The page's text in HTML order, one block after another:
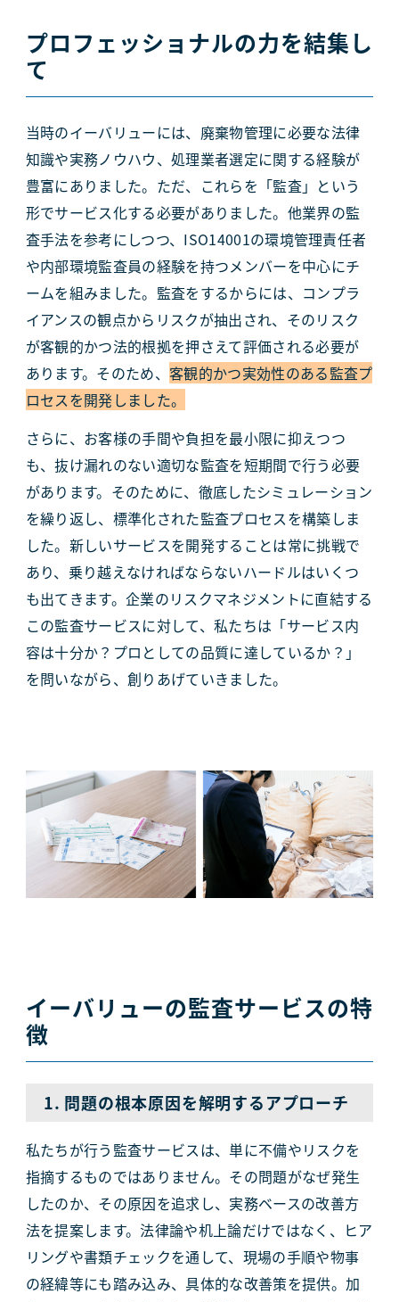
プロフェッショナルの力を結集し
て
当時のイーバリューには、廃棄物管理に必要な法律
知識や実務ノウハウ、処理業者選定に関する経験が
豊富にありました。ただ、これらを「監査」という
形でサービス化する必要がありました。他業界の監
査手法を参考にしつつ、ISO14001の環境管理責任者
や内部環境監査員の経験を持つメンバーを中心にチ
ームを組みました。監査をするからには、コンプラ
イアンスの観点からリスクが抽出され、そのリスク
が客観的かつ法的根拠を押さえて評価される必要が
あります。そのため、 客観的かつ実効性のある監査プ
ロセスを開発しました。
さらに、お客様の手間や負担を最小限に抑えつつ
も、抜け漏れのない適切な監査を短期間で行う必要
があります。そのために、徹底したシミュレーション
を繰り返し、標準化された監査プロセスを構築しま
した。新しいサービスを開発することは常に挑戦で
あり、乗り越えなければならないハードルはいくつ
も出てきます。企業のリスクマネジメントに直結する
この監査サービスに対して、私たちは「サービス内
容は十分か？プロとしての品質に達しているか？」
を問いながら、創りあげていきました。
イーバリューの監査サービスの特
徴
1. 問題の根本原因を解明するアプローチ
私たちが行う監査サービスは、単に不備やリスクを
指摘するものではありません。その問題がなぜ発生
したのか、その原因を追求し、実務ベースの改善方
法を提案します。法律論や机上論だけではなく、ヒア
リングや書類チェックを通して、現場の手順や物事
の経緯等にも踏み込み、具体的な改善策を提供。加